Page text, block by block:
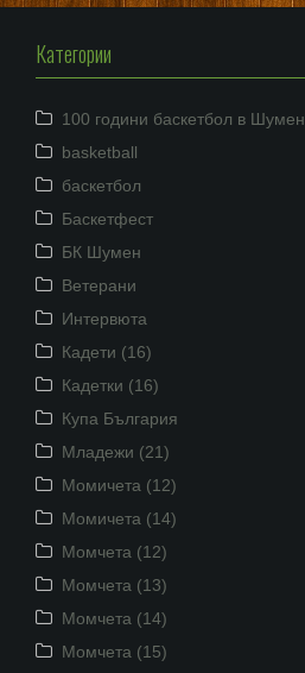
Категории
100 години баскетбол в Шумен
basketball
баскетбол
Баскетфест
БК Шумен
Ветерани
Интервюта
Кадети (16)
Кадетки (16)
Купа България
Младежи (21)
Момичета (12)
Момичета (14)
Момчета (12)
Момчета (13)
Момчета (14)
Момчета (15)